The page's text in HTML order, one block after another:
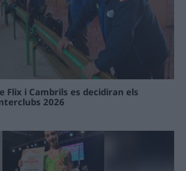
Flix i Cambrils es decidiran els
2026